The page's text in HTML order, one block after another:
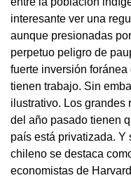
interesante ver una
aunque presionadas
perpetuo peligro de
fuerte inversión
tienen trabajo. Sin
ilustrativo. Los grandes
del año pasado tienen
país está privatizada.
chileno se destaca
economistas de